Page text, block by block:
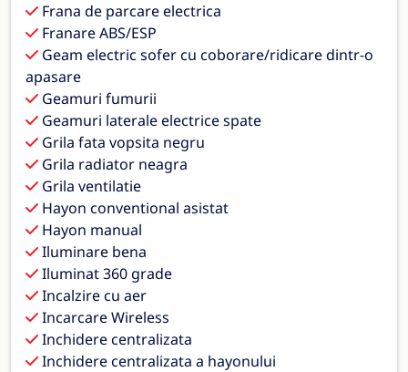
Frana de parcare electrica
Franare ABS/ESP
Geam electric sofer cu coborare/ridicare dintr-o
apasare
Geamuri fumurii
Geamuri laterale electrice spate
Grila fata vopsita negru
Grila radiator neagra
Grila ventilatie
Hayon conventional asistat
Hayon manual
Iluminare bena
Iluminat 360 grade
Incalzire cu aer
Incarcare Wireless
Inchidere centralizata
Inchidere centralizata a hayonului